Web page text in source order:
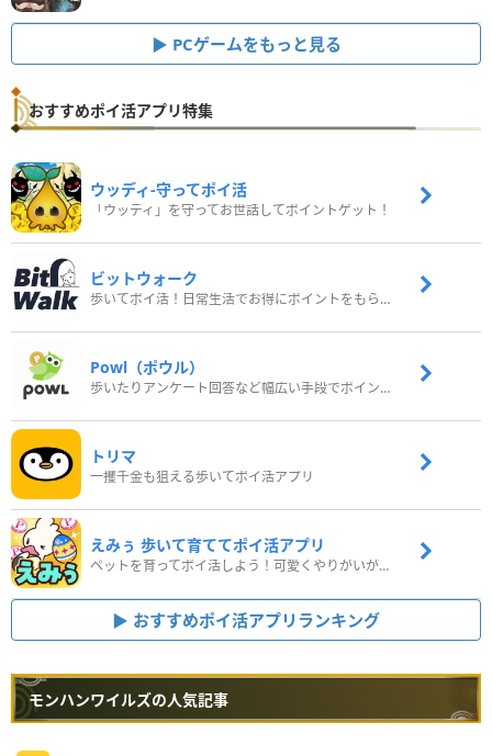
PCゲームをもっと見る
おすすめポイ活アプリ特集
ウッディ‐守ってポイ活
「ウッディ」を守ってお世話してポイントゲット！
ビットウォーク
歩いてポイ活！日常生活でお得にポイントをもらおう
Powl（ポウル）
歩いたりアンケート回答など幅広い手段でポイントをゲット
トリマ
一攫千金も狙える歩いてポイ活アプリ
えみぅ 歩いて育ててポイ活アプリ
ペットを育ってポイ活しよう！可愛くやりがいがある新感覚アプリ
おすすめポイ活アプリランキング
モンハンワイルズの人気記事